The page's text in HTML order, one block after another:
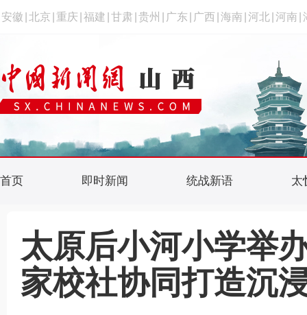
安徽 北京 重庆 福建 甘肃 贵州 广东 广西 海南 河北 河南
首页 即时新闻 统战新语 太
太原后小河小学举
家校社协同打造沉